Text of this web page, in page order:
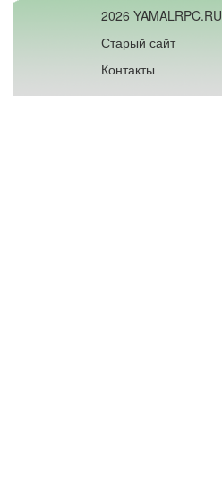
2026 YAMALRPC.RU
Старый сайт
Контакты